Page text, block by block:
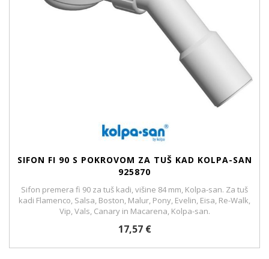
SIFON FI 90 S POKROVOM ZA TUŠ KAD KOLPA-SAN
925870
Sifon premera fi 90 za tuš kadi, višine 84 mm, Kolpa-san. Za tuš
kadi Flamenco, Salsa, Boston, Malur, Pony, Evelin, Eisa, Re-Walk,
Vip, Vals, Canary in Macarena, Kolpa-san.
17,57 €